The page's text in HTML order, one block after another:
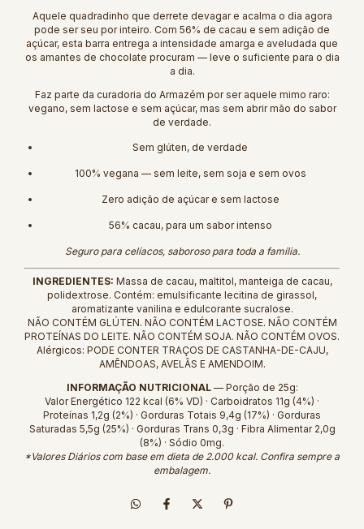
Aquele quadradinho que derrete devagar e acalma o dia agora
pode ser seu por inteiro. Com 56% de cacau e sem adição de
açúcar, esta barra entrega a intensidade amarga e aveludada que
os amantes de chocolate procuram — leve o suficiente para o dia
a dia.
Faz parte da curadoria do Armazém por ser aquele mimo raro:
vegano, sem lactose e sem açúcar, mas sem abrir mão do sabor
de verdade.
Sem glúten, de verdade
100% vegana — sem leite, sem soja e sem ovos
Zero adição de açúcar e sem lactose
56% cacau, para um sabor intenso
Seguro para celíacos, saboroso para toda a família.
INGREDIENTES: Massa de cacau, maltitol, manteiga de cacau,
polidextrose. Contém: emulsificante lecitina de girassol,
aromatizante vanilina e edulcorante sucralose.
NÃO CONTÉM GLÚTEN. NÃO CONTÉM LACTOSE. NÃO CONTÉM
PROTEÍNAS DO LEITE. NÃO CONTÉM SOJA. NÃO CONTÉM OVOS.
Alérgicos: PODE CONTER TRAÇOS DE CASTANHA-DE-CAJU,
AMÊNDOAS, AVELÃS E AMENDOIM.
INFORMAÇÃO NUTRICIONAL— Porção de 25g:
Valor Energético 122 kcal (6% VD) · Carboidratos 11g (4%) ·
Proteínas 1,2g (2%) · Gorduras Totais 9,4g (17%) · Gorduras
Saturadas 5,5g (25%) · Gorduras Trans 0,3g · Fibra Alimentar 2,0g
(8%) · Sódio 0mg.
*Valores Diários com base em dieta de 2.000 kcal. Confira sempre a
embalagem.